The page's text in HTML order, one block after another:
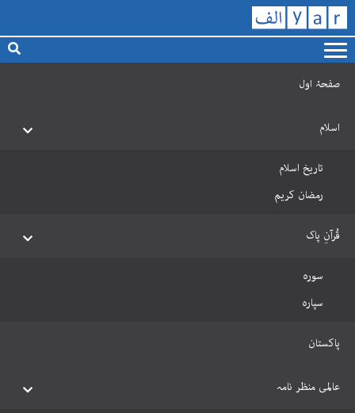
صفحۂ اول
اسلام
تاریخ اسلام
رمضان کریم
قُرآنِ پاک
سورہ
سپارہ
پاکستان
عالمی منظر نامہ